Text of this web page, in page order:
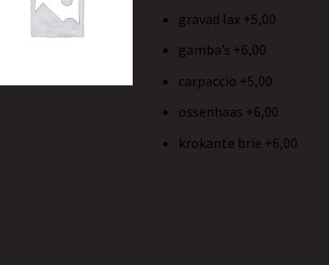
gravad lax +5,00
gamba’s +6,00
carpaccio +5,00
ossenhaas +6,00
krokante brie +6,00